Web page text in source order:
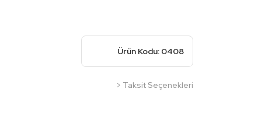
Ürün Kodu: 0408
> Taksit Seçenekleri